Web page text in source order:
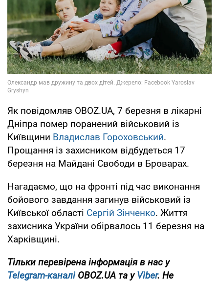
Як повідомляв OBOZ.UA, 7 березня в лікарні
Дніпра помер поранений військовий із
Київщини Владислав Гороховський.
Прощання із захисником відбудеться 17
березня на Майдані Свободи в Броварах.
Нагадаємо, що на фронті під час виконання
бойового завдання загинув військовий із
Київської області Сергій Зінченко. Життя
захисника України обірвалось 11 березня на
Харківщині.
Тільки перевірена інформація в нас у
Telegram-каналіOBOZ.UA та уViber. Не